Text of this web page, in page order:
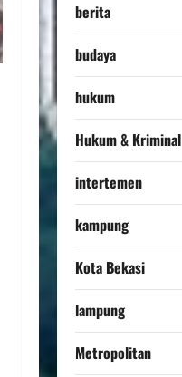
berita
budaya
hukum
Hukum & Kriminal
intertemen
kampung
Kota Bekasi
lampung
Metropolitan